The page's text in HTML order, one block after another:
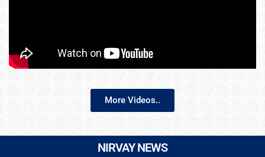
More Videos..
NIRVAY NEWS